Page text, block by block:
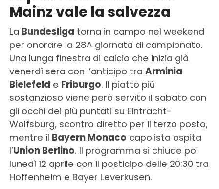
Mainz vale la salvezza
La Bundesliga torna in campo nel weekend
per onorare la 28^ giornata di campionato.
Una lunga finestra di calcio che inizia già
venerdì sera con l’anticipo tra Arminia
Bielefeld e Friburgo. Il piatto più
sostanzioso viene però servito il sabato con
gli occhi dei più puntati su Eintracht-
Wolfsburg, scontro diretto per il terzo posto,
mentre il Bayern Monaco capolista ospita
l’Union Berlino. Il programma si chiude poi
lunedì 12 aprile con il posticipo delle 20:30 tra
Hoffenheim e Bayer Leverkusen.